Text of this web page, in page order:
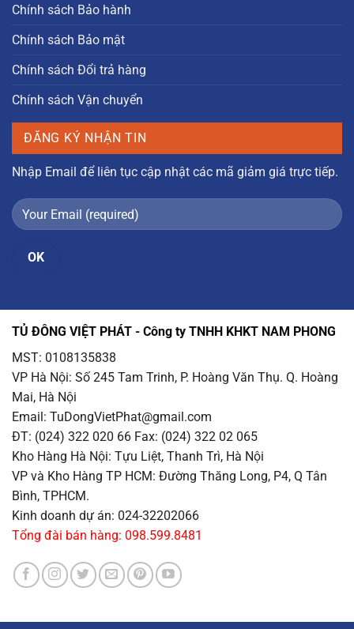
Chính sách Bảo hành
Chính sách Bảo mật
Chính sách Đổi trả hàng
Chính sách Vận chuyển
ĐĂNG KÝ NHẬN TIN
Nhập Email để liên tục cập nhật các mã giảm giá trực tiếp.
TỦ ĐÔNG VIỆT PHÁT - Công ty TNHH KHKT NAM PHONG
MST: 0108135838
VP Hà Nội: Số 245 Tam Trinh, P. Hoàng Văn Thụ. Q. Hoàng
Mai, Hà Nội
Email : TuDongVietPhat@gmail.com
ĐT: (024) 322 020 66 Fax: (024) 322 02 065
Kho Hàng Hà Nội: Tựu Liệt, Thanh Trì, Hà Nội
VP và Kho Hàng TP HCM: Đường Thăng Long, P4, Q Tân
Bình, TPHCM.
Kinh doanh dự án: 024-32202066
Tổng đài bán hàng: 098.599.8481